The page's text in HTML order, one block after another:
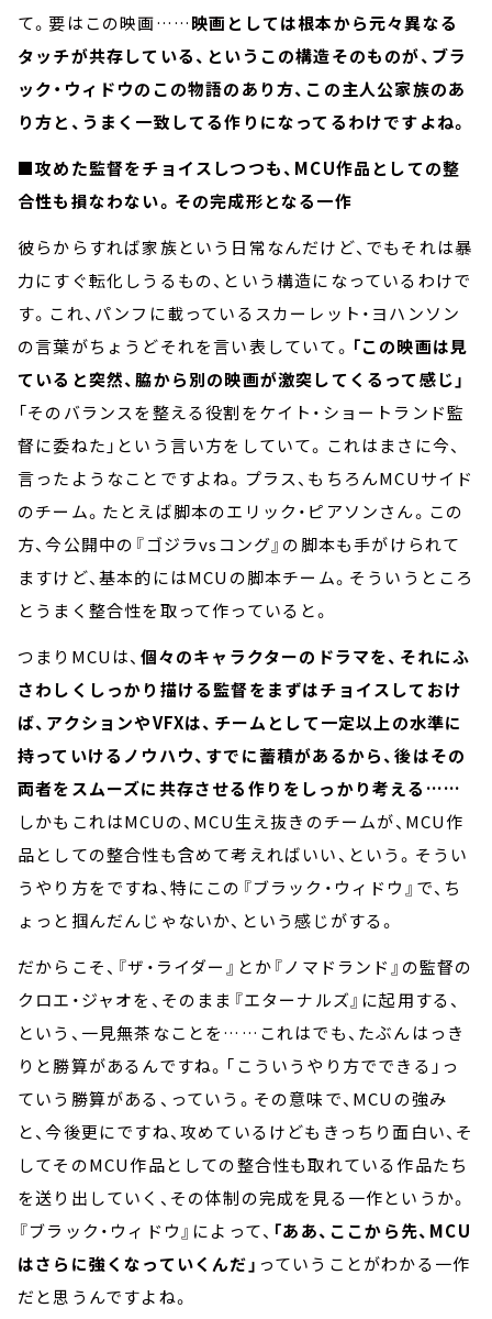
て。要はこの映画……映画としては根本から元々異なる
タッチが共存している、というこの構造そのものが、ブラ
ック・ウィドウのこの物語のあり方、この主人公家族のあ
り方と、うまく一致してる作りになってるわけですよね。
■攻めた監督をチョイスしつつも、MCU作品としての整
合性も損なわない。その完成形となる一作
彼らからすれば家族という日常なんだけど、でもそれは暴
力にすぐ転化しうるもの、という構造になっているわけで
す。これ、パンフに載っているスカーレット・ヨハンソン
の言葉がちょうどそれを言い表していて。 「この映画は見
ていると突然、脇から別の映画が激突してくるって感じ」
「そのバランスを整える役割をケイト・ショートランド監
督に委ねた」という言い方をしていて。これはまさに今、
言ったようなことですよね。プラス、もちろんMCUサイド
のチーム。たとえば脚本のエリック・ピアソンさん。この
方、今公開中の『ゴジラvsコング』の脚本も手がけられて
ますけど、基本的にはMCUの脚本チーム。そういうところ
とうまく整合性を取って作っていると。
つまりMCUは、 個々のキャラクターのドラマを、それにふ
さわしくしっかり描ける監督をまずはチョイスしておけ
ば、アクションやVFXは、チームとして一定以上の水準に
持っていけるノウハウ、すでに蓄積があるから、後はその
両者をスムーズに共存させる作りをしっかり考える……
しかもこれはMCUの、MCU生え抜きのチームが、MCU作
品としての整合性も含めて考えればいい、という。そうい
うやり方をですね、特にこの『ブラック・ウィドウ』で、ち
ょっと掴んだんじゃないか、という感じがする。
だからこそ、『ザ・ライダー』とか『ノマドランド』の監督の
クロエ・ジャオを、そのまま『エターナルズ』に起用する、
という、一見無茶なことを……これはでも、たぶんはっき
りと勝算があるんですね。「こういうやり方でできる」っ
ていう勝算がある、っていう。その意味で、MCUの強み
と、今後更にですね、攻めているけどもきっちり面白い、そ
してそのMCU作品としての整合性も取れている作品たち
を送り出していく、その体制の完成を見る一作というか。
『ブラック・ウィドウ』によって、 「ああ、ここから先、MCU
はさらに強くなっていくんだ」 っていうことがわかる一作
だと思うんですよね。